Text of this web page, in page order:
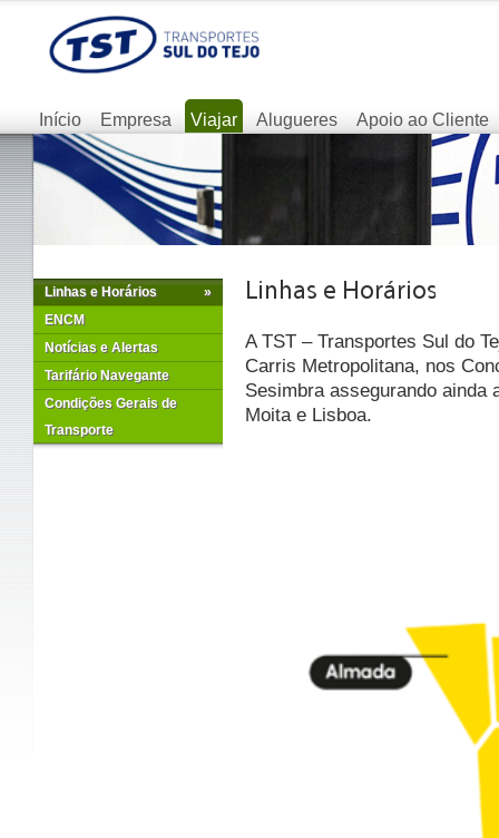
Início Empresa Viajar Alugueres Apoio ao Cliente
»
Linhas e Horários
ENCM
Notícias e Alertas
Tarifário Navegante
Condições Gerais de
Transporte
A TST – Transportes Sul do
Carris Metropolitana, nos
Sesimbra assegurando ainda
Moita e Lisboa.